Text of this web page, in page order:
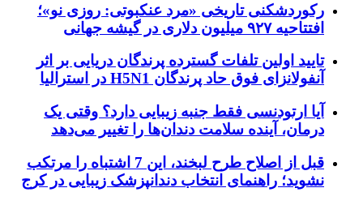
رکوردشکنی تاریخی «مرد عنکبوتی: روزی نو»؛
افتتاحیه ۹۲۷ میلیون دلاری در گیشه جهانی
تایید اولین تلفات گسترده پرندگان دریایی بر اثر
آنفولانزای فوق حاد پرندگان H5N1 در استرالیا
آیا ارتودنسی فقط جنبه زیبایی دارد؟ وقتی یک
درمان، آینده سلامت دندان‌ها را تغییر می‌دهد
قبل از اصلاح طرح لبخند، این 7 اشتباه را مرتکب
نشوید؛ راهنمای انتخاب دندانپزشک زیبایی در کرج